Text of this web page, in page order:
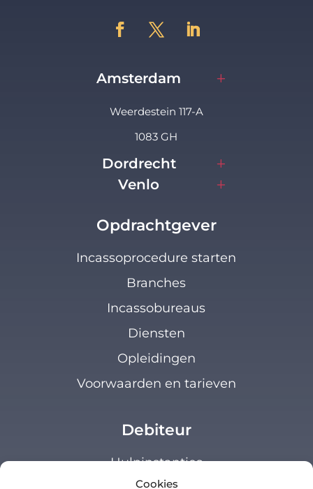
Cookies
Amsterdam
Weerdestein 117-A
1083 GH
Dordrecht
Venlo
Opdrachtgever
Incassoprocedure starten
Branches
Incassobureaus
Diensten
Opleidingen
Voorwaarden en tarieven
Debiteur
Hulpinstanties